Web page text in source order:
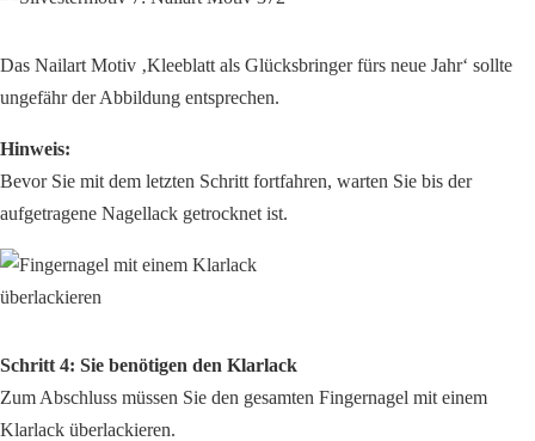
Das Nailart Motiv ‚Kleeblatt als Glücksbringer fürs neue Jahr‘ sollte
ungefähr der Abbildung entsprechen.
Hinweis:
Bevor Sie mit dem letzten Schritt fortfahren, warten Sie bis der
aufgetragene Nagellack getrocknet ist.
Schritt 4: Sie benötigen den Klarlack
Zum Abschluss müssen Sie den gesamten Fingernagel mit einem
Klarlack überlackieren.